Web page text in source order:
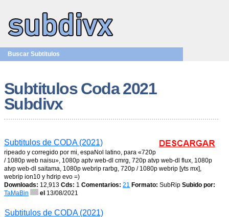
Buscar Subtitulos
Subtitulos Coda 2021
Subdivx
Subtitulos de CODA (2021)
ripeado y corregido por mi, espaNol latino, para «720p
/ 1080p web naisu», 1080p aptv web-dl cmrg, 720p atvp web-dl flux, 1080p
atvp web-dl saitama, 1080p webrip rarbg, 720p / 1080p webrip [yts mx],
webrip ion10 y hdrip evo =)
Downloads: 12,913 Cds: 1 Comentarios: 21 Formato: SubRip Subido por:
TaMaBin
el 13/08/2021
Subtitulos de CODA (2021)